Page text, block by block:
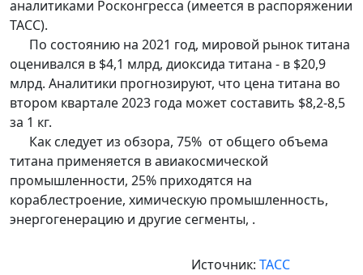
аналитиками Росконгресса (имеется в распоряжении
ТАСС).
По состоянию на 2021 год, мировой рынок титана
оценивался в $4,1 млрд, диоксида титана - в $20,9
млрд. Аналитики прогнозируют, что цена титана во
втором квартале 2023 года может составить $8,2-8,5
за 1 кг.
Как следует из обзора, 75% от общего объема
титана применяется в авиакосмической
промышленности, 25% приходятся на
кораблестроение, химическую промышленность,
энергогенерацию и другие сегменты, .
Источник: ТАСС